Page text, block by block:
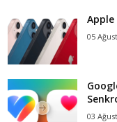
Apple
05
03